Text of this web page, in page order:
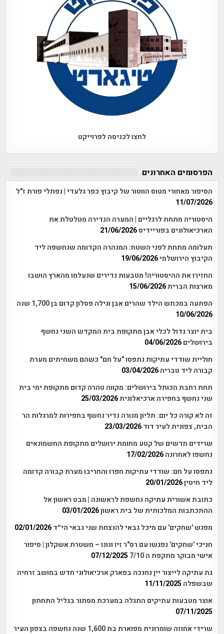
לחצו לכניסה לפרוייקט
הפרסומים האחרונים
הסיפור מאחורי מטוס הווטור של קיבוץ כפר גלעדי | נפתלי פורת ז"ל
11/07/2026
היסטוריה מתחת לרגליים | המערה הנדירה מטלטלת את
הארכיאולוגים בפוריידיס21/06/2026
תעלומה מתחת לפני השטח: המנהרה הקדומה שנחשפה ליד
הקיבוץ הירושלמי19/06/2026
החזירו את ההיסטוריה! מטבעות נדירים שנעלמו מהארץ הושבו
מארצות הברית15/06/2026
הפתעה במכתש הילד שהרים אבן וגילה פסלון קדום בן 1,700 שנה
10/06/2026
בית יוצר גדול לכלי אבן מתקופת בית המקדש השני נחשף
בירושלים 04/06/2026
חוליית שודדי עתיקות נתפסו "על חם" כשהם משחיתים מערת
קבורה ליד טבריה 03/04/2026
תחת רחבת הכותל בירושלים: מקווה טהרה קדום מתקופת ימי בית
שני נחשף בחפירה ארכיאלוגית25/03/2026
זה לא קורה כל יום: תליון מנורה נדיר נחשף בחפירות למרגלות הר
הבית, צפונית לעיר דוד 23/03/2026
שרידים חדשים של קטע מחומת ירושלים מתקופת החשמונאים
נחשפו לאחרונה 17/02/2026
נתפסו על חם: שודדי עתיקות חפרו והחריבו מערת קבורה קדומה
ליד חיטין20/01/2026
כתובת אשורית עתיקה נחשפת לראשונה | מבט ראשון אל
ההתכתבות המלכותית של בית ראשון03/01/2026
מפגש 'שחקים' עם מיכל גבאי להנצחת שני גבאי הי״ד 02/01/2026
חניכי 'שחקים' נפגשו עם רס"ר זיו ונונו – משטרת אשקלון | סיפור
אישי מבוקר מתקפת ה 7/10
07/12/2025
גת עתיקה לייצור יין נחנכה בפארק ארכיאולוגי חדש במושב זרחיה
שבשפלה 11/11/2025
אוצר מטבעות עתיקים התגלה במערכת מסתור בגליל התחתון
07/11/2025
שרידי אחוזה שומרונית מפוארת בת 1,600 שנה נחשפה בצפון העיר